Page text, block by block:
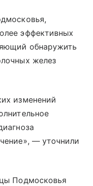
эффективных
обнаружить
желез
изменений
— уточнили
Подмосковья